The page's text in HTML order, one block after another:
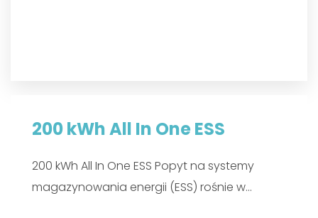
200 kWh All In One ESS
200 kWh All In One ESS Popyt na systemy
magazynowania energii (ESS) rośnie w...